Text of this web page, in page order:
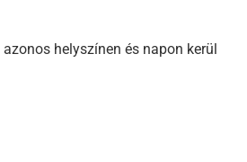
helyszínen és napon kerül